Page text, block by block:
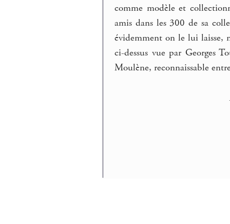
comme modèle et
amis dans les 300 de sa
évidemment on le lui laisse,
ci-dessus vue par Georges
Moulène, reconnaissable